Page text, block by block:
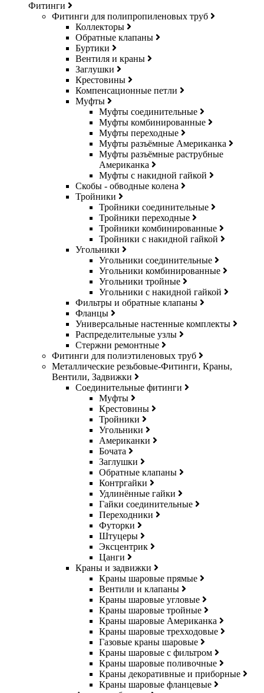
Фитинги
Фитинги для полипропиленовых труб
Коллекторы
Обратные клапаны
Буртики
Вентиля и краны
Заглушки
Крестовины
Компенсационные петли
Муфты
Муфты соединительные
Муфты комбинированные
Муфты переходные
Муфты разъёмные Американка
Муфты разъёмные раструбные
Американка
Муфты с накидной гайкой
Скобы - обводные колена
Тройники
Тройники соединительные
Тройники переходные
Тройники комбинированные
Тройники с накидной гайкой
Угольники
Угольники соединительные
Угольники комбинированные
Угольники тройные
Угольники с накидной гайкой
Фильтры и обратные клапаны
Фланцы
Универсальные настенные комплекты
Распределительные узлы
Стержни ремонтные
Фитинги для полиэтиленовых труб
Металлические резьбовые-Фитинги, Краны,
Вентили, Задвижки
Соединительные фитинги
Муфты
Крестовины
Тройники
Угольники
Американки
Бочата
Заглушки
Обратные клапаны
Контргайки
Удлинённые гайки
Гайки соединительные
Переходники
Футорки
Штуцеры
Эксцентрик
Цанги
Краны и задвижки
Краны шаровые прямые
Вентили и клапаны
Краны шаровые угловые
Краны шаровые тройные
Краны шаровые Американка
Краны шаровые трехходовые
Газовые краны шаровые
Краны шаровые с фильтром
Краны шаровые поливочные
Краны декоративные и приборные
Краны шаровые фланцевые